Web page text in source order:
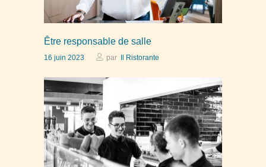
Être responsable de salle
16 juin 2023 par Il Ristorante